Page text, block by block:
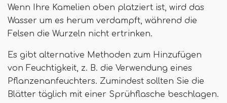
Wenn Ihre Kamelien oben platziert ist, wird das
Wasser um es herum verdampft, während die
Felsen die Wurzeln nicht ertrinken.
Es gibt alternative Methoden zum Hinzufügen
von Feuchtigkeit, z. B. die Verwendung eines
Pflanzenanfeuchters. Zumindest sollten Sie die
Blätter täglich mit einer Sprühflasche beschlagen.